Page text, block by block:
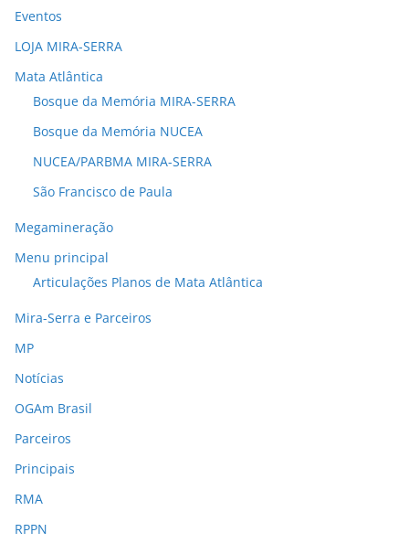
Eventos
LOJA MIRA-SERRA
Mata Atlântica
Bosque da Memória MIRA-SERRA
Bosque da Memória NUCEA
NUCEA/PARBMA MIRA-SERRA
São Francisco de Paula
Megamineração
Menu principal
Articulações Planos de Mata Atlântica
Mira-Serra e Parceiros
MP
Notícias
OGAm Brasil
Parceiros
Principais
RMA
RPPN